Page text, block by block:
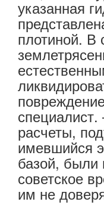
указанная
плотиной. В
расчеты,
имевшийся
базой,
советское
им не